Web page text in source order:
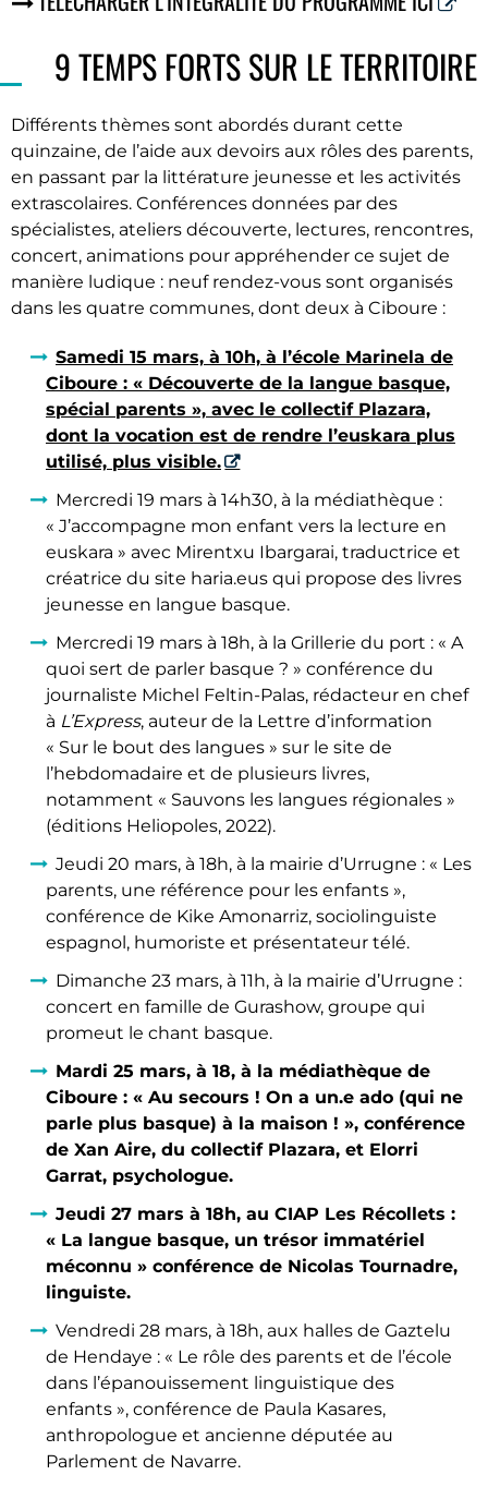
9 TEMPS FORTS SUR LE TERRITOIRE
Différents thèmes sont abordés durant cette
quinzaine, de l’aide aux devoirs aux rôles des parents,
en passant par la littérature jeunesse et les activités
extrascolaires. Conférences données par des
spécialistes, ateliers découverte, lectures, rencontres,
concert, animations pour appréhender ce sujet de
manière ludique : neuf rendez-vous sont organisés
dans les quatre communes, dont deux à Ciboure :
Samedi 15 mars, à 10h, à l’école Marinela de
Ciboure : « Découverte de la langue basque,
spécial parents », avec le collectif Plazara,
dont la vocation est de rendre l’euskara plus
utilisé, plus visible.
Mercredi 19 mars à 14h30, à la médiathèque :
« J’accompagne mon enfant vers la lecture en
euskara » avec Mirentxu Ibargarai, traductrice et
créatrice du site haria.eus qui propose des livres
jeunesse en langue basque.
Mercredi 19 mars à 18h, à la Grillerie du port : « A
quoi sert de parler basque ? » conférence du
journaliste Michel Feltin-Palas, rédacteur en chef
à L’Express, auteur de la Lettre d’information
« Sur le bout des langues » sur le site de
l’hebdomadaire et de plusieurs livres,
notamment « Sauvons les langues régionales »
(éditions Heliopoles, 2022).
Jeudi 20 mars, à 18h, à la mairie d’Urrugne : « Les
parents, une référence pour les enfants »,
conférence de Kike Amonarriz, sociolinguiste
espagnol, humoriste et présentateur télé.
Dimanche 23 mars, à 11h, à la mairie d’Urrugne :
concert en famille de Gurashow, groupe qui
promeut le chant basque.
Mardi 25 mars, à 18, à la médiathèque de
Ciboure : « Au secours ! On a un.e ado (qui ne
parle plus basque) à la maison ! », conférence
de Xan Aire, du collectif Plazara, et Elorri
Garrat, psychologue.
Jeudi 27 mars à 18h, au CIAP Les Récollets :
« La langue basque, un trésor immatériel
méconnu » conférence de Nicolas Tournadre,
linguiste.
Vendredi 28 mars, à 18h, aux halles de Gaztelu
de Hendaye : « Le rôle des parents et de l’école
dans l’épanouissement linguistique des
enfants », conférence de Paula Kasares,
anthropologue et ancienne députée au
Parlement de Navarre.